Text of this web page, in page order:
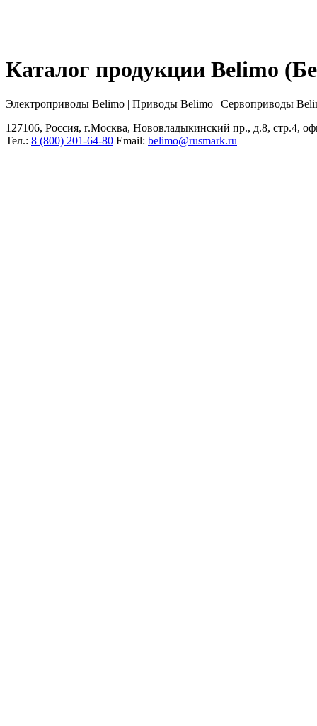
Каталог продукции Belimo
Электроприводы Belimo | Приводы Belimo | Сервоприводы
127106, Россия, г.Москва, Нововладыкинский пр., д.8, стр.4,
Тел.: 8 (800) 201-64-80 Еmail: belimo@rusmark.ru